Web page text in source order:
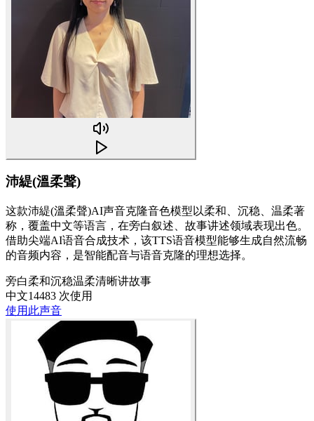
沛緹(溫柔聲)
这款沛緹(溫柔聲)AI声音克隆音色模型以柔和、沉稳、温柔著
称，覆盖中文等语言，在旁白叙述、故事讲述领域表现出色。
借助尖端AI语音合成技术，该TTS语音模型能够生成自然流畅
的音频内容，是智能配音与语音克隆的理想选择。
旁白柔和沉稳温柔清晰讲故事
中文14483 次使用
使用此声音